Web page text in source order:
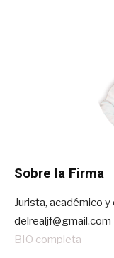
Sobre la Firma
Jurista, académico
delrealjf@gmail.com
BIO completa